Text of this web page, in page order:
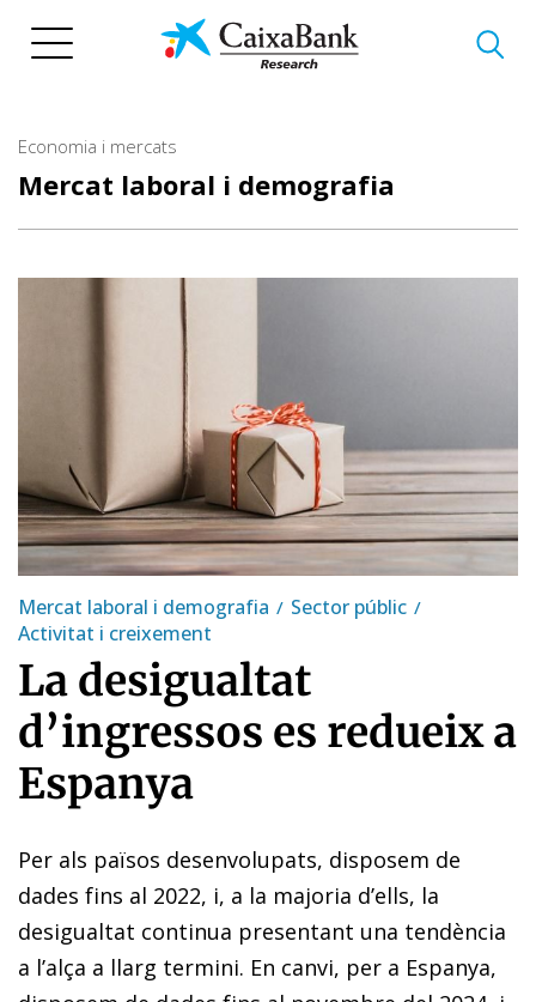
Economia i mercats
Mercat laboral i demografia
Mercat laboral i demografia
Sector públic
Activitat i creixement
La desigualtat
d’ingressos es redueix a
Espanya
Per als països desenvolupats, disposem de
dades fins al 2022, i, a la majoria d’ells, la
desigualtat continua presentant una tendència
a l’alça a llarg termini. En canvi, per a Espanya,